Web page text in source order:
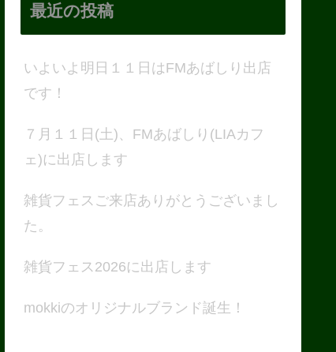
最近の投稿
いよいよ明日１１日はFMあばしり出店
です！
７月１１日(土)、FMあばしり(LIAカフ
ェ)に出店します
雑貨フェスご来店ありがとうございまし
た。
雑貨フェス2026に出店します
mokkiのオリジナルブランド誕生！